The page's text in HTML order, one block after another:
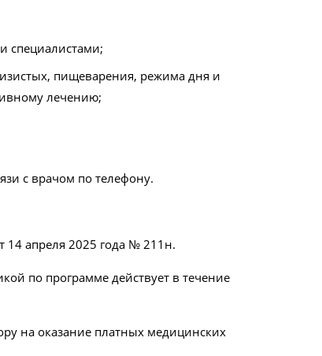
специалистами;
пищеварения, режима дня и
лечению;
с врачом по телефону.
14 апреля 2025 года № 211н.
по программе действует в течение
на оказание платных медицинских